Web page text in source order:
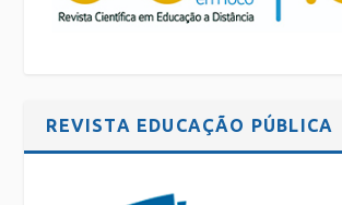
REVISTA EDUCAÇÃO PÚBLICA